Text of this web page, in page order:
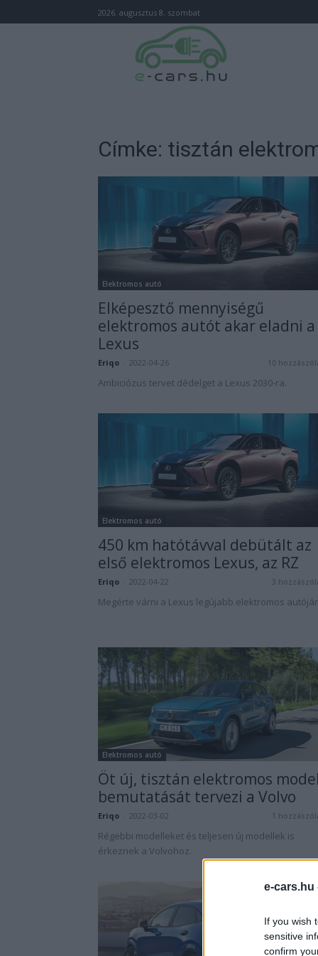
e-cars.hu
If you wish
sensitive
confirm
2026. augusztus 8. szombat
Címke: tisztán
Elektromos autó
Elképesztő mennyiségű
elektromos autót akar eladni a
Lexus
Eriqo 2022-04-26 10
Ambiciózus tervet dédelget a Lexus 2030-ra.
Elektromos autó
450 km hatótávval debütált az
első elektromos Lexus, az RZ
Eriqo 2022-04-22 3
Megérte várni a Lexus legújabb elektromos
Elektromos autó
Öt új, tisztán elektromos
bemutatását tervezi a Volvo
Eriqo 2022-03-02 1
Régebbi modelleket és teljesen új modellek is
érkeznek a Volvohoz.